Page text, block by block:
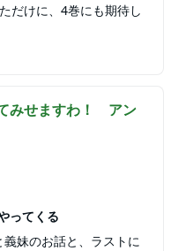
だけに、4巻にも期待し
みせますわ！ アン
ってくる
妹のお話と、ラストに